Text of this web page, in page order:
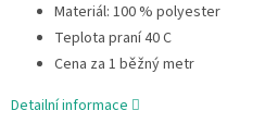
Materiál: 100 % polyester
Teplota praní 40 C
Cena za 1 běžný metr
Detailní informace